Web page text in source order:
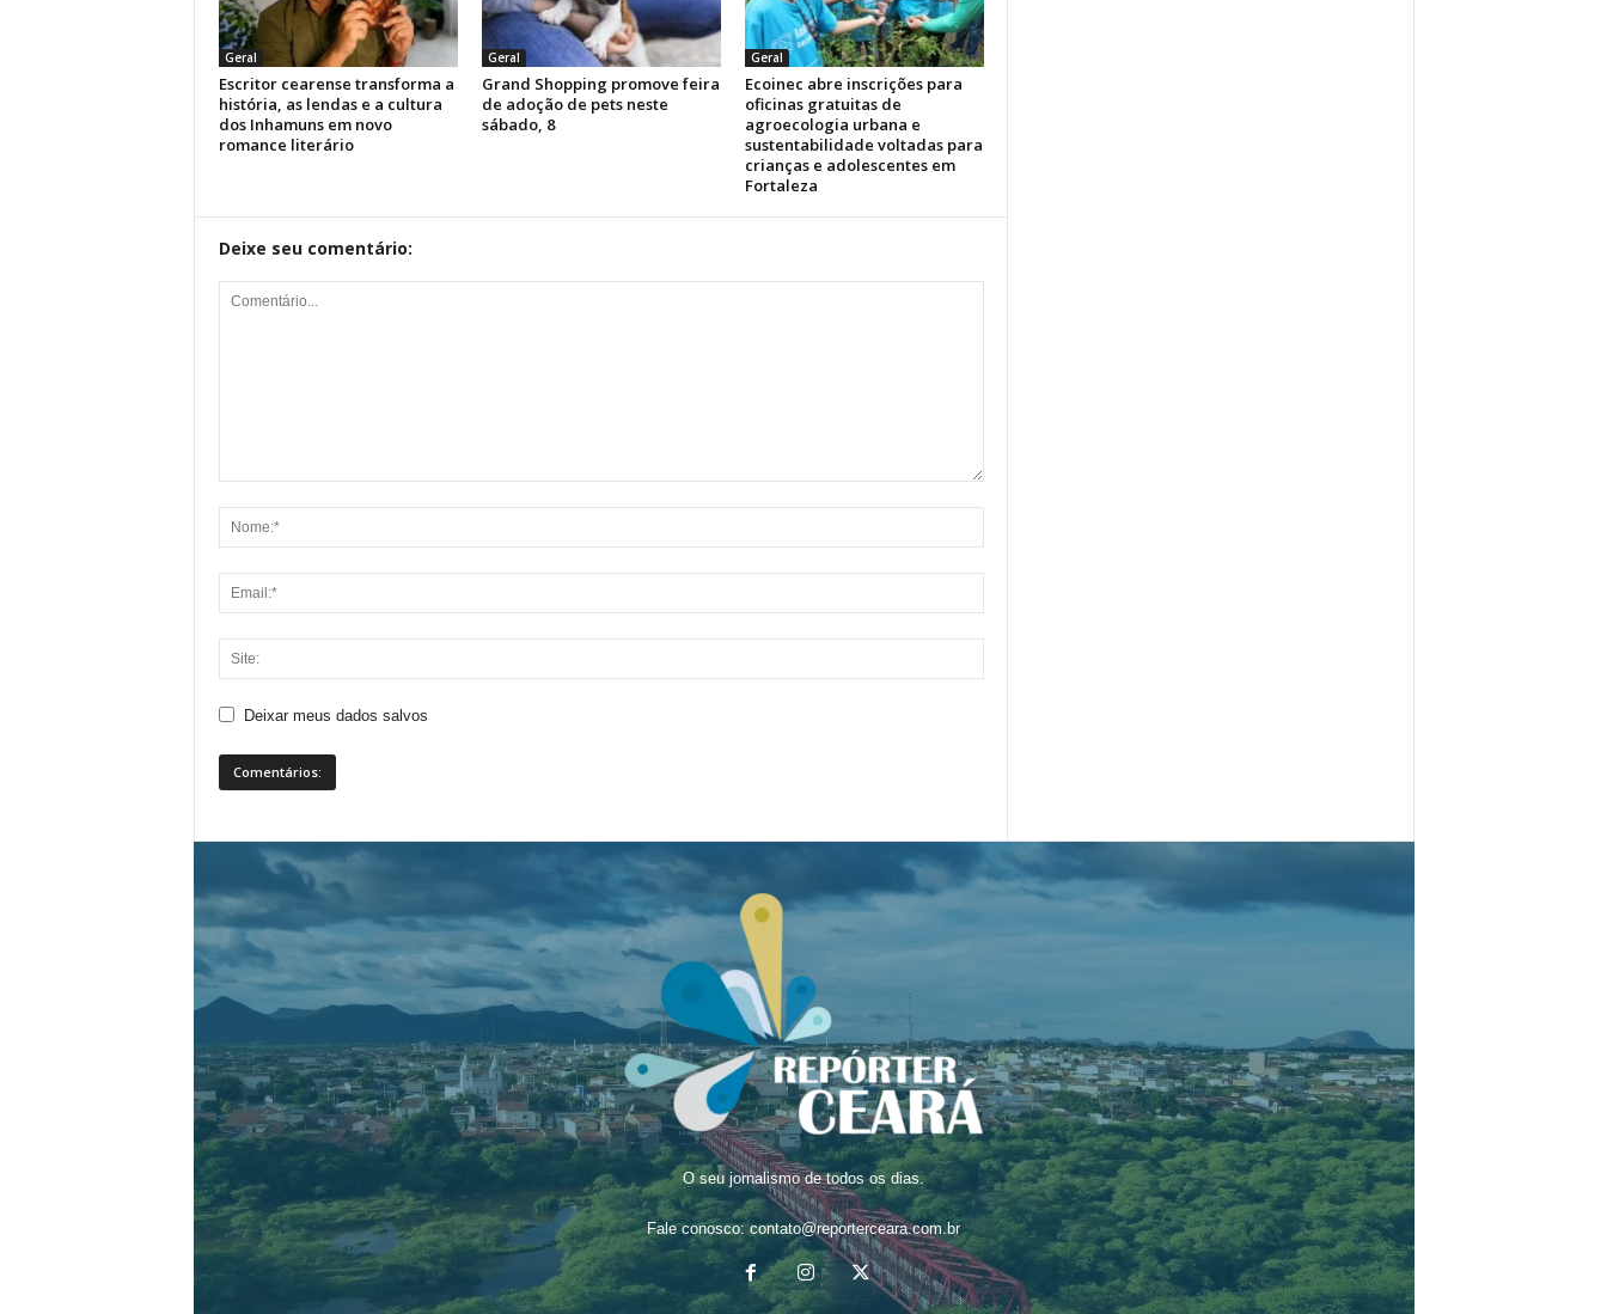
Geral
Escritor cearense transforma a
história, as lendas e a cultura
dos Inhamuns em novo
romance literário
Geral
Grand Shopping promove feira
de adoção de pets neste
sábado, 8
Geral
Ecoinec abre inscrições para
oficinas gratuitas de
agroecologia urbana e
sustentabilidade voltadas para
crianças e adolescentes em
Fortaleza
Deixe seu comentário:
Deixar meus dados salvos
O seu jornalismo de todos os dias.
Fale conosco:contato@reporterceara.com.br